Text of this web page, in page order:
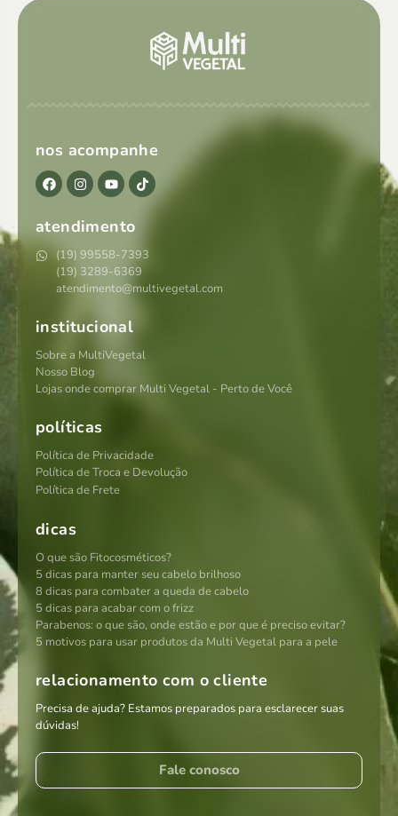
nos acompanhe
atendimento
(19) 99558-7393
(19) 3289-6369
atendimento@multivegetal.com
institucional
Sobre a MultiVegetal
Nosso Blog
Lojas onde comprar Multi Vegetal - Perto de Você
políticas
Política de Privacidade
Política de Troca e Devolução
Política de Frete
dicas
O que são Fitocosméticos?
5 dicas para manter seu cabelo brilhoso
8 dicas para combater a queda de cabelo
5 dicas para acabar com o frizz
Parabenos: o que são, onde estão e por que é preciso evitar?
5 motivos para usar produtos da Multi Vegetal para a pele
relacionamento com o cliente
Precisa de ajuda? Estamos preparados para esclarecer suas
dúvidas!
Fale conosco